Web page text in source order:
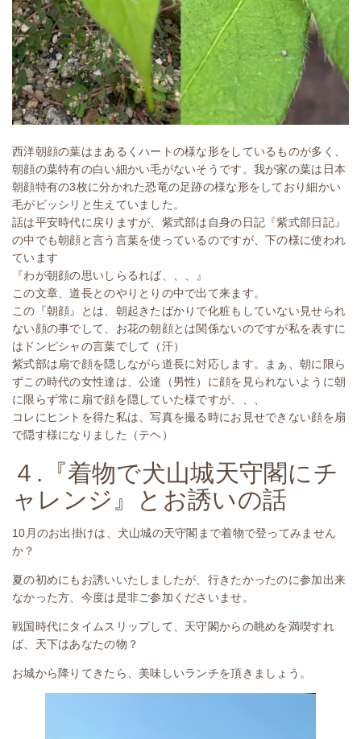
西洋朝顔の葉はまあるくハートの様な形をしているものが多く、
朝顔の葉特有の白い細かい毛がないそうです。我が家の葉は日本
朝顔特有の3枚に分かれた恐竜の足跡の様な形をしており細かい
毛がビッシリと生えていました。
話は平安時代に戻りますが、紫式部は自身の日記『紫式部日記』
の中でも朝顔と言う言葉を使っているのですが、下の様に使われ
ています
『わが朝顔の思いしらるれば、、、』
この文章、道長とのやりとりの中で出て来ます。
この『朝顔』とは、朝起きたばかりで化粧もしていない見せられ
ない顔の事でして、お花の朝顔とは関係ないのですが私を表すに
はドンピシャの言葉でして（汗）
紫式部は扇で顔を隠しながら道長に対応します。まぁ、朝に限ら
ずこの時代の女性達は、公達（男性）に顔を見られないように朝
に限らず常に扇で顔を隠していた様ですが、、、
コレにヒントを得た私は、写真を撮る時にお見せできない顔を扇
で隠す様になりました（テヘ）
４.『着物で犬山城天守閣にチ
ャレンジ』とお誘いの話
10月のお出掛けは、犬山城の天守閣まで着物で登ってみません
か？
夏の初めにもお誘いいたしましたが、行きたかったのに参加出来
なかった方、今度は是非ご参加くださいませ。
戦国時代にタイムスリップして、天守閣からの眺めを満喫すれ
ば、天下はあなたの物？
お城から降りてきたら、美味しいランチを頂きましょう。